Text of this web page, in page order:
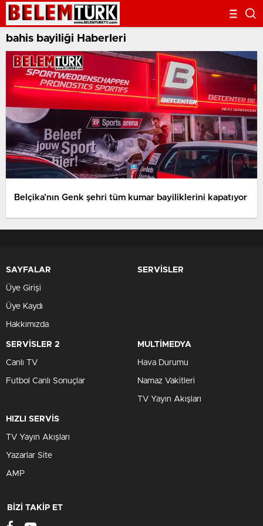
bahis bayiliği Haberleri
Belçika’nın Genk şehri tüm kumar bayiliklerini kapatıyor
SAYFALAR
Üye Girişi
Üye Kaydı
Hakkımızda
SERVİSLER
SERVİSLER 2
Canlı TV
Futbol Canlı Sonuçlar
MULTİMEDYA
Hava Durumu
Namaz Vakitleri
TV Yayın Akışları
HIZLI SERVİS
TV Yayın Akışları
Yazarlar Site
AMP
BİZİ TAKİP ET